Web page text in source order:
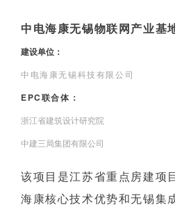
中电海康无锡物联网产业基
建设单位：
中电海康无锡科技有限公司
EPC联合体：
浙江省建筑设计研究院
中建三局集团有限公司
该项目是江苏省重点房建项
海康核心技术优势和无锡集